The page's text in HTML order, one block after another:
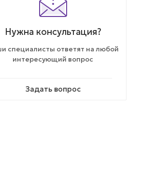
Нужна консультация?
специалисты ответят на любой
интересующий вопрос
Задать вопрос